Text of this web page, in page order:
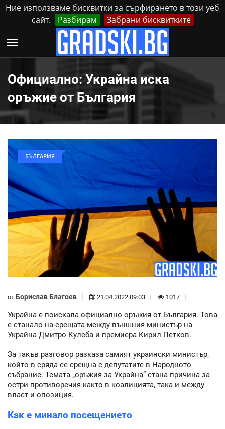
Ние използваме бисквитки за сърфирането в този уеб
сайт.
Разбирам Забрани бисквитките
Петък, 7 Август, 2026 Реклама Контакти
Официално: Украйна иска
оръжие от България
БЪЛГАРИЯ
от Борислав Благоев 21.04.2022 09:03 1017
Украйна е поискала официално оръжия от България. Това
е станало на срещата между външния министър на
Украйна Дмитро Кулеба и премиера Кирил Петков.
За такъв разговор разказа самият украински министър,
който в сряда се срещна с депутатите в Народното
събрание. Темата „оръжия за Украйна” стана причина за
остри противоречия както в коалицията, така и между
власт и опозиция.
Как е минало посещението